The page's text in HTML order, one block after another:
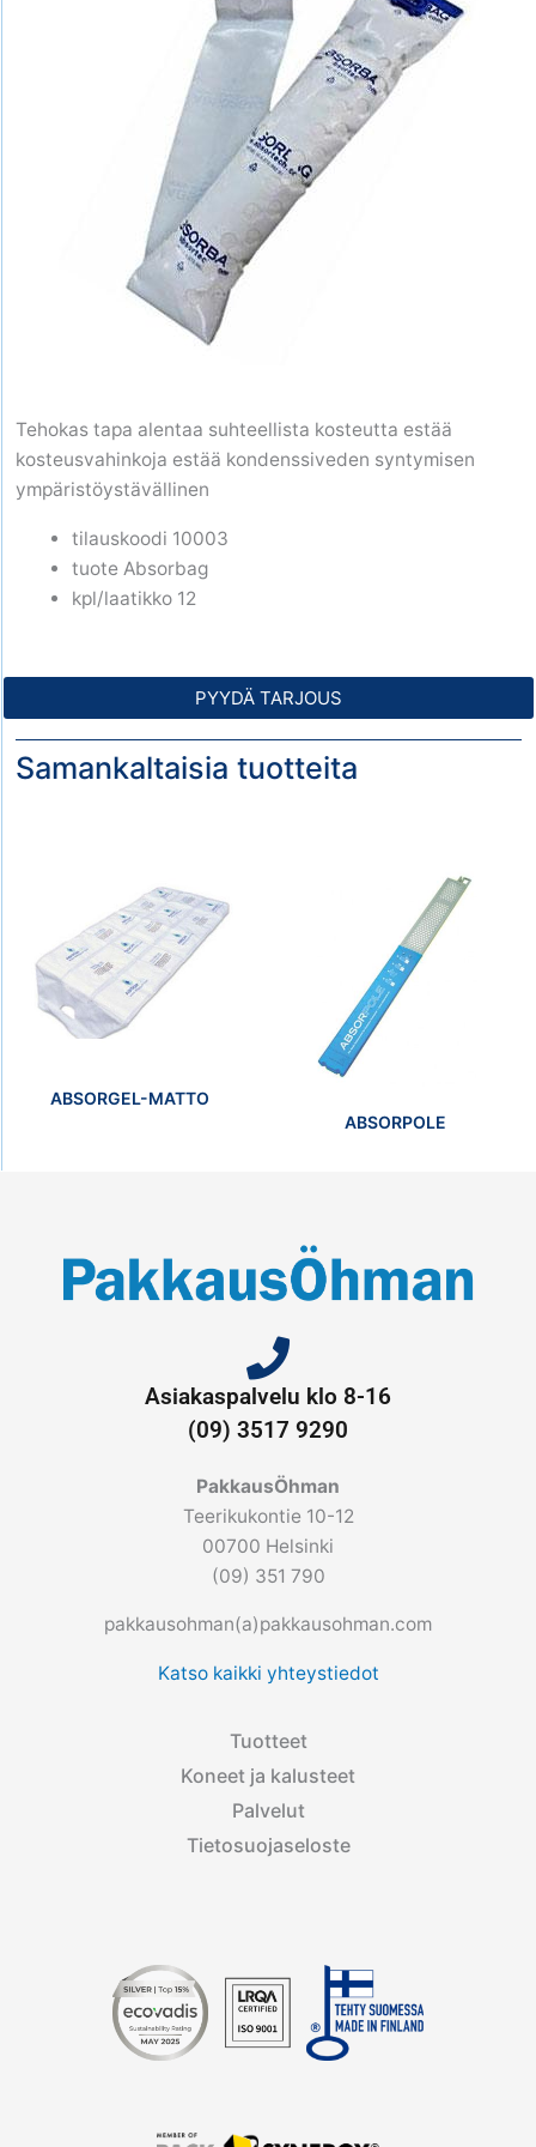
Tehokas tapa alentaa suhteellista kosteutta estää
kosteusvahinkoja estää kondenssiveden syntymisen
ympäristöystävällinen
tilauskoodi 10003
tuote Absorbag
kpl/laatikko 12
PYYDÄ TARJOUS
Samankaltaisia tuotteita
ABSORGEL-MATTO
ABSORPOLE
Asiakaspalvelu klo 8-16
(09) 3517 9290
PakkausÖhman
Teerikukontie 10-12
00700 Helsinki
(09) 351 790
pakkausohman(a)pakkausohman.com
Katso kaikki yhteystiedot
Tuotteet
Koneet ja kalusteet
Palvelut
Tietosuojaseloste